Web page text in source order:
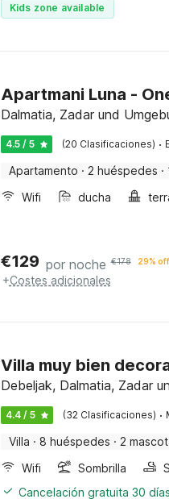
Kids zone available
Dalmatia, Zadar und
4.5 / 5 (20 Clasificaciones) ·
Apartamento · 2 huéspedes ·
Wifi
ducha
€129 por noche €178 29% off
+Costes adicionales
Villa muy bien
Debeljak, Dalmatia, Zadar
4.4 / 5 (32 Clasificaciones) ·
Villa · 8 huéspedes · 2
Wifi
Sombrilla
Cancelación gratuita 30